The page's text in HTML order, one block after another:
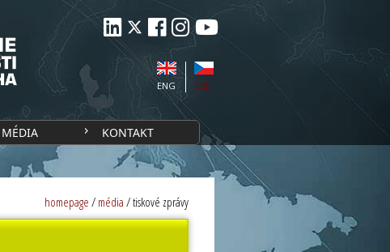
CZE
ENG
MÉDIA KONTAKT
homepage/média/tiskové zprávy